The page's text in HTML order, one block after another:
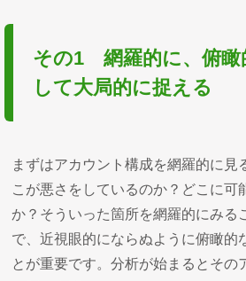
その1 網羅的に、俯瞰
して大局的に捉える
まずはアカウント構成を網羅的に見
こが悪さをしているのか？どこに可
か？そういった箇所を網羅的にみる
で、近視眼的にならぬように俯瞰的
とが重要です。分析が始まるとその